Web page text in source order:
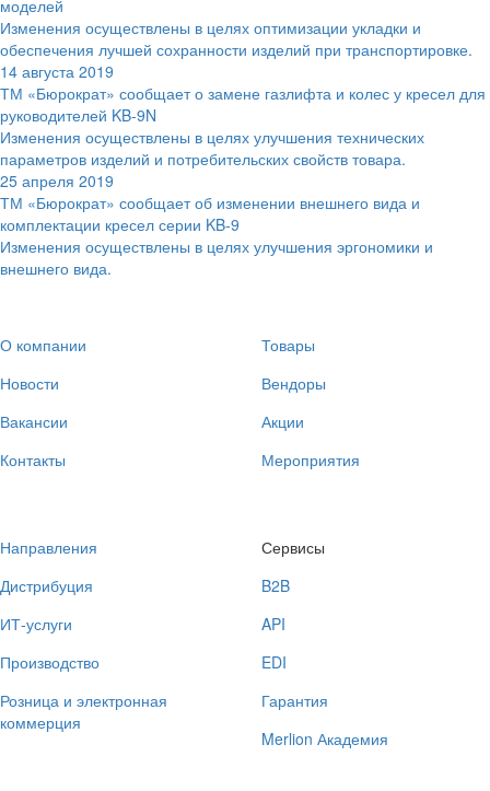
моделей
Изменения осуществлены в целях оптимизации укладки и
обеспечения лучшей сохранности изделий при транспортировке.
14 августа 2019
ТМ «Бюрократ» сообщает о замене газлифта и колес у кресел для
руководителей KB-9N
Изменения осуществлены в целях улучшения технических
параметров изделий и потребительских свойств товара.
25 апреля 2019
ТМ «Бюрократ» сообщает об изменении внешнего вида и
комплектации кресел серии KB-9
Изменения осуществлены в целях улучшения эргономики и
внешнего вида.
О компании
Новости
Вакансии
Контакты
Товары
Вендоры
Акции
Мероприятия
Направления
Дистрибуция
ИТ-услуги
Производство
Розница и электронная
коммерция
Сервисы
B2B
API
EDI
Гарантия
Merlion Академия